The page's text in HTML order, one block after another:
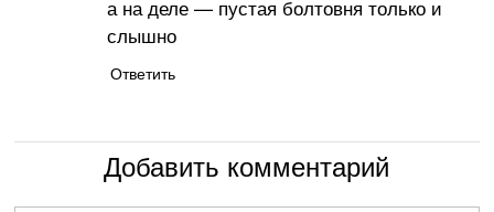
а на деле — пустая болтовня только и
слышно
Ответить
Добавить комментарий